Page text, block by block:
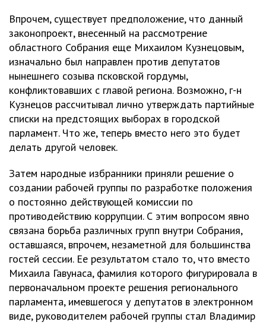
Впрочем, существует предположение, что данный
законопроект, внесенный на рассмотрение
областного Собрания еще Михаилом Кузнецовым,
изначально был направлен против депутатов
нынешнего созыва псковской гордумы,
конфликтовавших с главой региона. Возможно, г-н
Кузнецов рассчитывал лично утверждать партийные
списки на предстоящих выборах в городской
парламент. Что же, теперь вместо него это будет
делать другой человек.
Затем народные избранники приняли решение о
создании рабочей группы по разработке положения
о постоянно действующей комиссии по
противодействию коррупции. С этим вопросом явно
связана борьба различных групп внутри Собрания,
оставшаяся, впрочем, незаметной для большинства
гостей сессии. Ее результатом стало то, что вместо
Михаила Гавунаса, фамилия которого фигурировала в
первоначальном проекте решения регионального
парламента, имевшегося у депутатов в электронном
виде, руководителем рабочей группы стал Владимир